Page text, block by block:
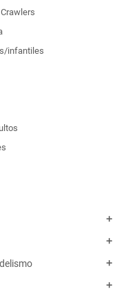
infantiles
add
add
add
add